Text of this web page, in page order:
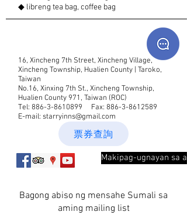
◆ libreng tea bag, coffee bag
16, Xincheng 7th Street, Xincheng Village,
Xincheng Township, Hualien County | Taroko,
Taiwan
No.16, Xinxing 7th St., Xincheng Township,
Hualien County 971, Taiwan (ROC)
Tel: 886-3-8610899 Fax: 886-3-8612589
E-mail: starryinns@gmail.com
票券查詢
Makipag-ugnayan sa
Bagong abiso ng mensahe Sumali sa
aming mailing list